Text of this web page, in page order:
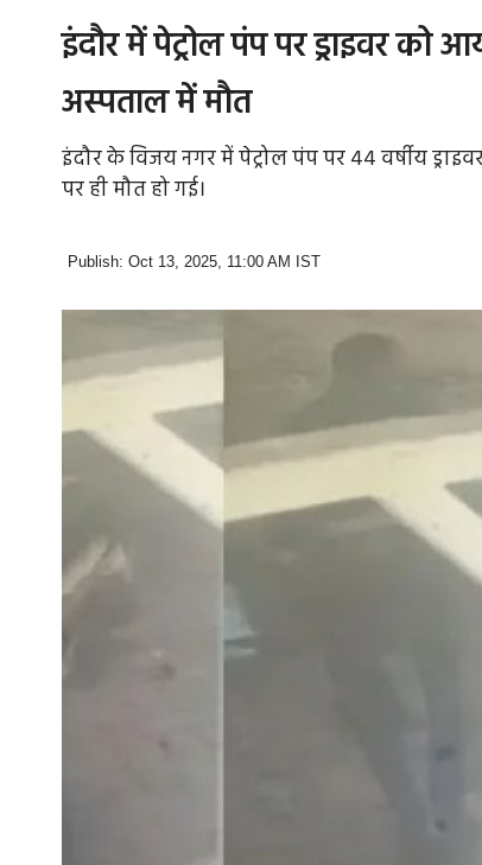
इंदौर में पेट्रोल पंप पर ड्राइवर को
अस्पताल में मौत
इंदौर के विजय नगर में पेट्रोल पंप पर 44 वर्षीय
पर ही मौत हो गई।
Publish: Oct 13, 2025, 11:00 AM IST